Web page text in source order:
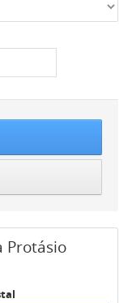
Protásio